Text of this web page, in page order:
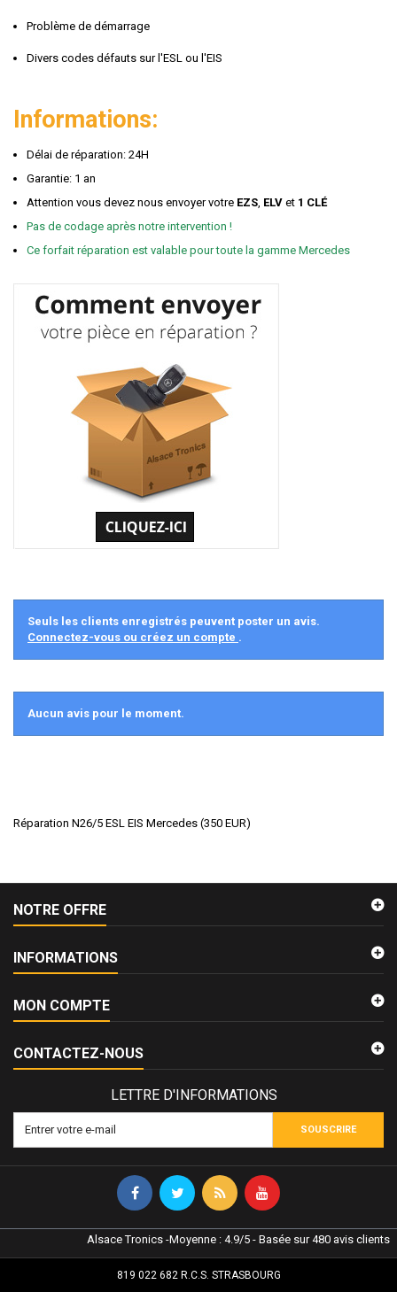
Problème de démarrage
Divers codes défauts sur l'ESL ou l'EIS
Informations:
Délai de réparation: 24H
Garantie: 1 an
Attention vous devez nous envoyer votre EZS, ELV et 1 CLÉ
Pas de codage après notre intervention !
Ce forfait réparation est valable pour toute la gamme Mercedes
Seuls les clients enregistrés peuvent poster un avis.
Connectez-vous ou créez un compte .
Aucun avis pour le moment.
Réparation N26/5 ESL EIS Mercedes (350 EUR)
NOTRE OFFRE
INFORMATIONS
819 022 682 R.C.S. STRASBOURG
MON COMPTE
CONTACTEZ-NOUS
LETTRE D'INFORMATIONS
SOUSCRIRE
Alsace Tronics -Moyenne : 4.9/5 - Basée sur480 avis clients